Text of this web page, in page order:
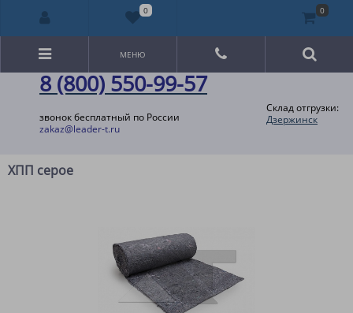
8 (800) 550-99-57
звонок бесплатный по России
zakaz@leader-t.ru
Склад отгрузки:
Дзержинск
МЕНЮ
ХПП серое
0 0